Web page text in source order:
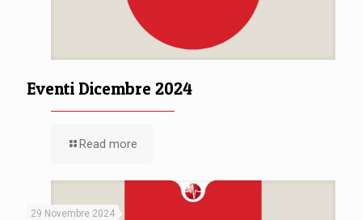
Eventi Dicembre 2024
Read more
29 Novembre 2024